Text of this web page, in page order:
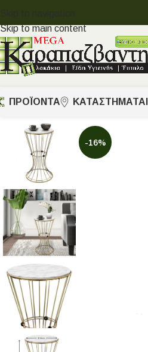
Skip to navigation
Skip to main content
ΠΡΟΪΟΝΤΑ ΚΑΤΑΣΤΗΜΑΤΑ
-16%